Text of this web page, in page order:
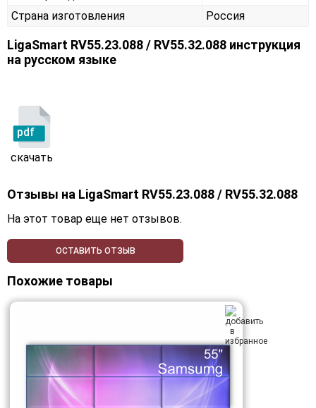
Страна изготовления
Россия
LigaSmart RV55.23.088 / RV55.32.088 инструкция
на русском языке
pdf
скачать
Отзывы на LigaSmart RV55.23.088 / RV55.32.088
На этот товар еще нет отзывов.
ОСТАВИТЬ ОТЗЫВ
Похожие товары